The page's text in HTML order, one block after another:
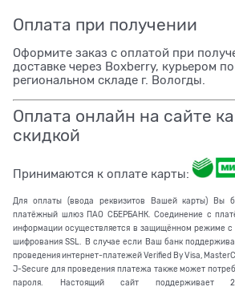
Оплата при получении
Оформите заказ с оплатой при
доставке через Boxberry, курьером
региональном складе г. Вологды.
Оплата онлайн на сайте
скидкой
Принимаются к оплате карты:
Для оплаты (ввода реквизитов Вашей карты) Вы
платёжный шлюз ПАО СБЕРБАНК. Соединение с
информации осуществляется в защищённом режиме с
шифрования SSL. В случае если Ваш банк
проведения интернет-платежей Verified By Visa,
J-Secure для проведения платежа также может
пароля. Настоящий сайт поддерживает